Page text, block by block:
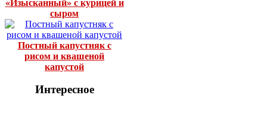
«Изысканный» с курицей и
сыром
Постный капустняк с
рисом и квашеной
капустой
Интересное